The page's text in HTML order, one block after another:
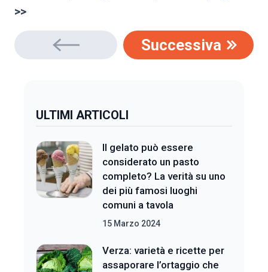
>>
Successiva
ULTIMI ARTICOLI
Il gelato può essere
considerato un pasto
completo? La verità su uno
dei più famosi luoghi
comuni a tavola
15 Marzo 2024
Verza: varietà e ricette per
assaporare l’ortaggio che